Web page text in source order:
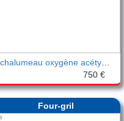
750 €
Four-gril